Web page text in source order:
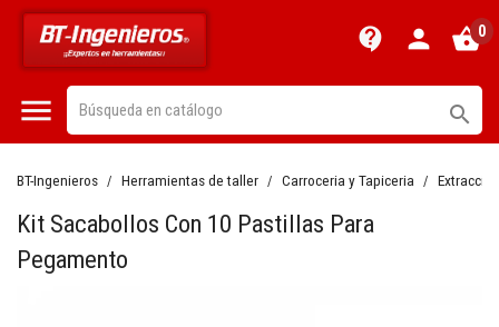
contact_support person shopping_basket0
 
BT-Ingenieros Herramientas de taller Carroceria y Tapiceria
Kit Sacabollos Con 10 Pastillas Para
Pegamento